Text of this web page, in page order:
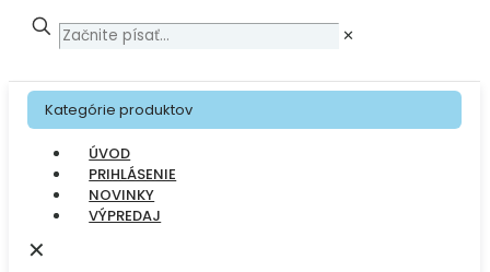
✕
Kategórie produktov
ÚVOD
PRIHLÁSENIE
NOVINKY
VÝPREDAJ
✕